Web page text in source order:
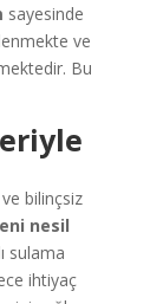
sayesinde
ve
Bu
bilinçsiz
nesil
sulama
ihtiyaç